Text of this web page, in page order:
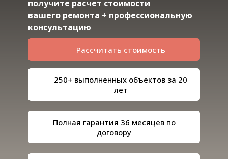
получите расчет стоимости
вашего ремонта + профессиональную
консультацию
Рассчитать стоимость
250+ выполненных объектов за 20
лет
Полная гарантия 36 месяцев по
договору